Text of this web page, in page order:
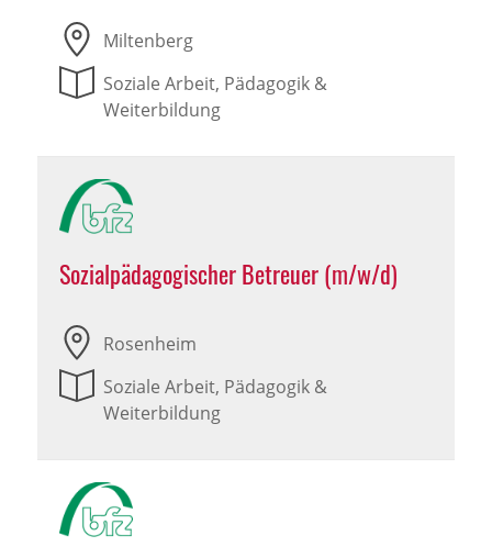
Miltenberg
Soziale Arbeit, Pädagogik &
Weiterbildung
Sozialpädagogischer Betreuer (m/w/d)
Rosenheim
Soziale Arbeit, Pädagogik &
Weiterbildung